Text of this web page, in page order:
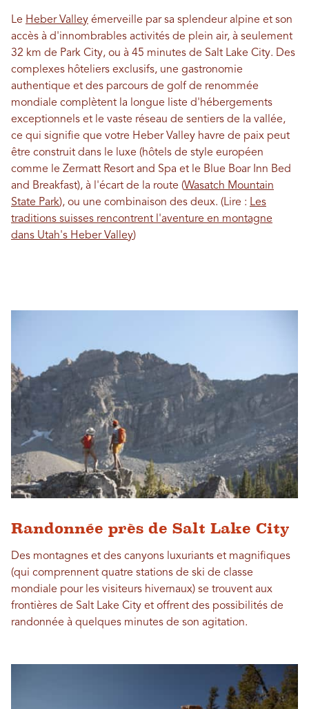
Le Heber Valley émerveille par sa splendeur alpine et son
accès à d'innombrables activités de plein air, à seulement
32 km de Park City, ou à 45 minutes de Salt Lake City. Des
complexes hôteliers exclusifs, une gastronomie
authentique et des parcours de golf de renommée
mondiale complètent la longue liste d'hébergements
exceptionnels et le vaste réseau de sentiers de la vallée,
ce qui signifie que votre Heber Valley havre de paix peut
être construit dans le luxe (hôtels de style européen
comme le Zermatt Resort and Spa et le Blue Boar Inn Bed
and Breakfast), à l'écart de la route (Wasatch Mountain
State Park), ou une combinaison des deux. (Lire : Les
traditions suisses rencontrent l'aventure en montagne
dans Utah's Heber Valley)
Randonnée près de Salt Lake City
Des montagnes et des canyons luxuriants et magnifiques
(qui comprennent quatre stations de ski de classe
mondiale pour les visiteurs hivernaux) se trouvent aux
frontières de Salt Lake City et offrent des possibilités de
randonnée à quelques minutes de son agitation.